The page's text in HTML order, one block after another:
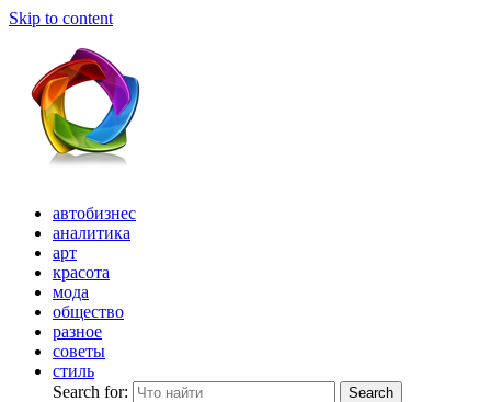
Skip to content
автобизнес
аналитика
арт
красота
мода
общество
разное
советы
стиль
Search for:
Search